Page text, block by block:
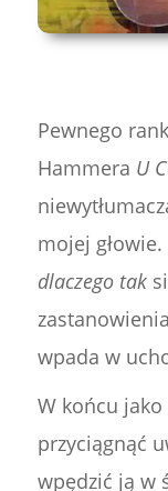
Pewnego
Hammera U
mojej
dlaczego tak
wpada w
W końcu
przyciągnąć
wpędzić ją w